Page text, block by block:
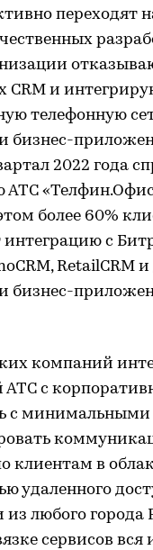
переходят
CRM и
телефонную
бизнес-
2022 года
АТС
более 60%
с
RetailCRM
бизнес-
компаний
АТС с
с
клиентам в
удаленного
любого города
сервисов вся